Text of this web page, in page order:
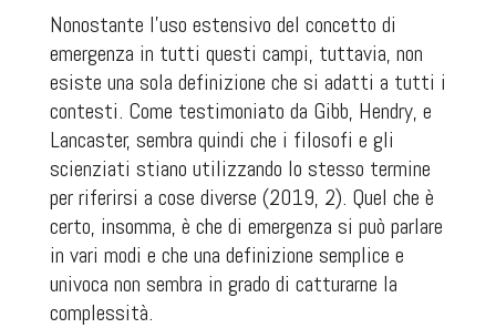
Nonostante l’uso estensivo del concetto di
emergenza in tutti questi campi, tuttavia, non
esiste una sola definizione che si adatti a tutti i
contesti. Come testimoniato da Gibb, Hendry, e
Lancaster, sembra quindi che i filosofi e gli
scienziati stiano utilizzando lo stesso termine
per riferirsi a cose diverse (2019, 2). Quel che è
certo, insomma, è che di emergenza si può parlare
in vari modi e che una definizione semplice e
univoca non sembra in grado di catturarne la
complessità.